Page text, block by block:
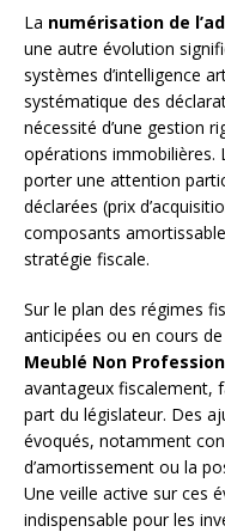
La numérisation de
une autre évolution
systèmes d’intelligence
systématique des
nécessité d’une gestion
opérations immobilières.
porter une attention
déclarées (prix
composants
stratégie fiscale.
Sur le plan des régimes
anticipées ou en cours
Meublé Non
avantageux fiscalement,
part du législateur. Des
évoqués, notamment
d’amortissement ou la
Une veille active sur ces
indispensable pour les